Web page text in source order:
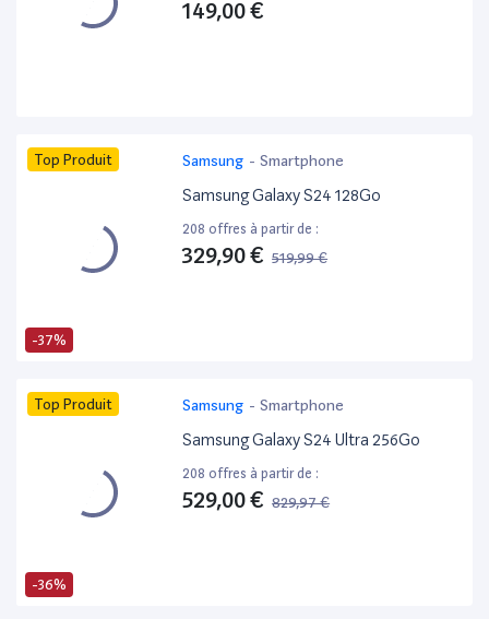
149,00 €
-37%
Top Produit Samsung - Smartphone
Samsung Galaxy S24 128Go
208 offres à partir de :
329,90 € 519,99 €
-36%
Top Produit Samsung - Smartphone
Samsung Galaxy S24 Ultra 256Go
208 offres à partir de :
529,00 € 829,97 €